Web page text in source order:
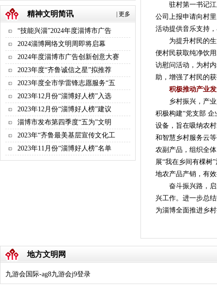
更多
精神文明简讯
“技能兴淄”2024年度淄博市广告
2024淄博网络文明周即将启幕
2024年度淄博市广告创新创意大赛
2023年度“齐鲁诚信之星”拟推荐
2023年度全市学雷锋志愿服务“五
2023年12月份“淄博好人榜”入选
2023年12月份“淄博好人榜”建议
淄博市发布第四季度“五为”文明
2023年“齐鲁最美基层宣传文化工
2023年11月份“淄博好人榜”名单
驻村第一书记江
公司上报申请向村
活动提供音乐支持
为提升村民的生
便村民获取纯净饮
访慰问活动，为村
助，增强了村民的
积极推动产业
乡村振兴，产业
积极构建“党支部
设备，旨在吸纳农
和智慧乡村服务云
农副产品，组织全
展“我在乡间有棵树
地农产品产销，有
奋斗振兴路，启
兴工作。进一步总
为淄博全面推进乡
地方文明网
九游会国际-ag8九游会j9登录